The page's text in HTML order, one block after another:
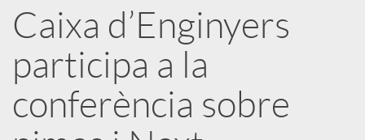
b
l
Caixa d’Enginyers
participa a la
conferència sobre